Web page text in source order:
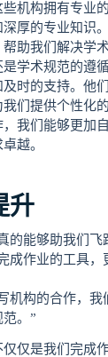
机构拥有专业
厚的专业知识
助我们解决学
学术规范的遵
时的支持。他
们提供个性化
我们能够更加
越。
升
的能够助我们飞
成作业的工具
机构的合作，我
。”
仅是我们完成